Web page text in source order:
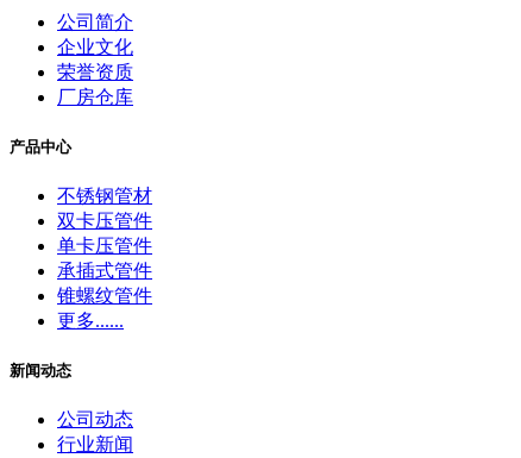
公司简介
企业文化
荣誉资质
厂房仓库
产品中心
不锈钢管材
双卡压管件
单卡压管件
承插式管件
锥螺纹管件
更多......
新闻动态
公司动态
行业新闻